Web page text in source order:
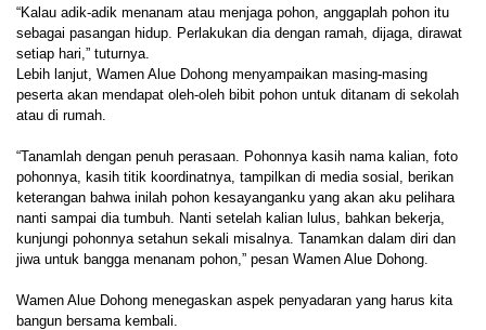
“Kalau adik-adik menanam atau menjaga pohon, anggaplah pohon itu
sebagai pasangan hidup. Perlakukan dia dengan ramah, dijaga, dirawat
setiap hari,” tuturnya.
Lebih lanjut, Wamen Alue Dohong menyampaikan masing-masing
peserta akan mendapat oleh-oleh bibit pohon untuk ditanam di sekolah
atau di rumah.
“Tanamlah dengan penuh perasaan. Pohonnya kasih nama kalian, foto
pohonnya, kasih titik koordinatnya, tampilkan di media sosial, berikan
keterangan bahwa inilah pohon kesayanganku yang akan aku pelihara
nanti sampai dia tumbuh. Nanti setelah kalian lulus, bahkan bekerja,
kunjungi pohonnya setahun sekali misalnya. Tanamkan dalam diri dan
jiwa untuk bangga menanam pohon,” pesan Wamen Alue Dohong.
Wamen Alue Dohong menegaskan aspek penyadaran yang harus kita
bangun bersama kembali.